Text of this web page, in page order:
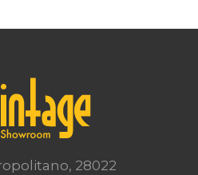
28022